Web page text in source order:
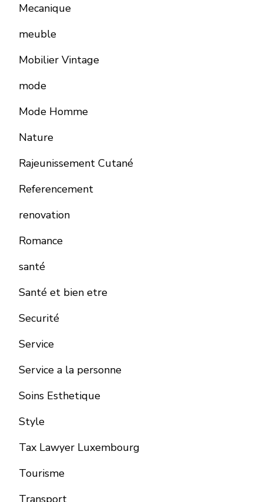
Mecanique
meuble
Mobilier Vintage
mode
Mode Homme
Nature
Rajeunissement Cutané
Referencement
renovation
Romance
santé
Santé et bien etre
Securité
Service
Service a la personne
Soins Esthetique
Style
Tax Lawyer Luxembourg
Tourisme
Transport